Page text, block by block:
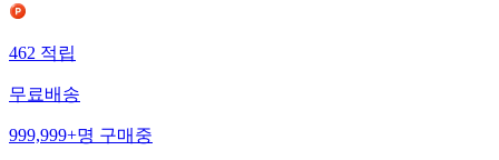
462적립
무료배송
999,999+명구매중